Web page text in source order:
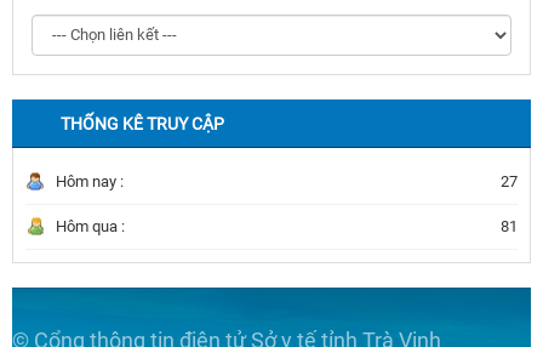
THỐNG KÊ TRUY CẬP
Hôm nay : 27
Hôm qua : 81
© Cổng thông tin điện tử Sở y tế tỉnh Trà Vinh